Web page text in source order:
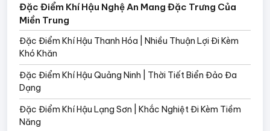
Đặc Điểm Khí Hậu Nghệ An Mang Đặc Trưng Của
Miền Trung
Đặc Điểm Khí Hậu Thanh Hóa | Nhiều Thuận Lợi Đi Kèm
Khó Khăn
Đặc Điểm Khí Hậu Quảng Ninh | Thời Tiết Biển Đảo Đa
Dạng
Đặc Điểm Khí Hậu Lạng Sơn | Khắc Nghiệt Đi Kèm Tiềm
Năng